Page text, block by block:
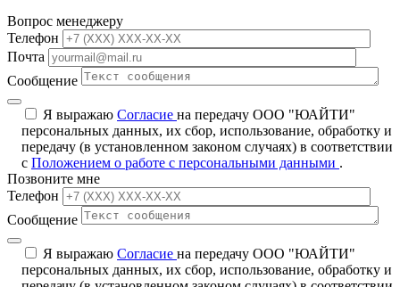
Вопрос менеджеру
Телефон
Почта
Сообщение
Я выражаю Согласие на передачу ООО "ЮАЙТИ"
персональных данных, их сбор, использование, обработку и
передачу (в установленном законом случаях) в соответствии
с Положением о работе с персональными данными .
Позвоните мне
Телефон
Сообщение
Я выражаю Согласие на передачу ООО "ЮАЙТИ"
персональных данных, их сбор, использование, обработку и